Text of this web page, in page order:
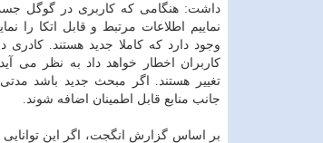
داشت: هنگامی که کاربری در گوگل
نماییم اطلاعات مرتبط و قابل اتکا را
وجود دارد که کاملا جدید هستند. کادری
کاربران اخطار خواهد داد به نظر می
تغییر هستند. اگر مبحث جدید باشد مدتی
جانب منابع قابل اطمینان اضافه شوند.
بر اساس گزارش انگجت، اگر این